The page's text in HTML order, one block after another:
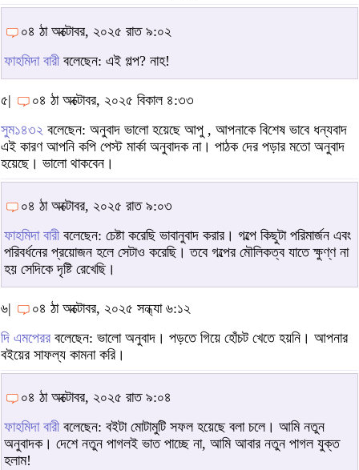
০৪ ঠা অক্টোবর, ২০২৫ রাত ৯:০২
ফাহমিদা বারীবলেছেন: এই গল্প? নাহ!
৫|
০৪ ঠা অক্টোবর, ২০২৫ বিকাল ৪:৩৩
সুম১৪৩২ বলেছেন: অনুবাদ ভালো হয়েছে আপু , আপনাকে বিশেষ ভাবে ধন্যবাদ
এই কারণ আপনি কপি পেস্ট মার্কা অনুবাদক না। পাঠক দের পড়ার মতো অনুবাদ
হয়েছে। ভালো থাকবেন।
০৪ ঠা অক্টোবর, ২০২৫ রাত ৯:০৩
ফাহমিদা বারীবলেছেন: চেষ্টা করেছি ভাবানুবাদ করার। গল্পে কিছুটা পরিমার্জন এবং
পরিবর্ধনের প্রয়োজন হলে সেটাও করেছি। তবে গল্পের মৌলিকত্ব যাতে ক্ষুণ্ণ না
হয় সেদিকে দৃষ্টি রেখেছি।
৬|
০৪ ঠা অক্টোবর, ২০২৫ সন্ধ্যা ৬:১২
দি এমপেরর বলেছেন: ভালো অনুবাদ। পড়তে গিয়ে হোঁচট খেতে হয়নি। আপনার
বইয়ের সাফল্য কামনা করি।
০৪ ঠা অক্টোবর, ২০২৫ রাত ৯:০৪
ফাহমিদা বারীবলেছেন: বইটা মোটামুটি সফল হয়েছে বলা চলে। আমি নতুন
অনুবাদক। দেশে নতুন পাগলই ভাত পাচ্ছে না, আমি আবার নতুন পাগল যুক্ত
হলাম!